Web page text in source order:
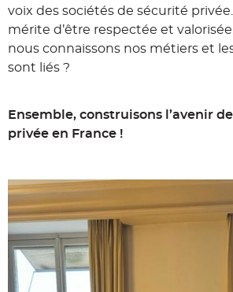
voix des sociétés de sécurité
mérite d’être respectée et
nous connaissons nos métiers et
sont liés ?
Ensemble, construisons l’avenir
privée en France !